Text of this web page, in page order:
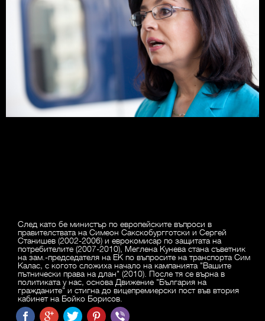
След като бе министър по европейските въпроси в
правителствата на Симеон Сакскобургготски и Сергей
Станишев (2002-2006) и еврокомисар по защитата на
потребителите (2007-2010), Меглена Кунева стана съветник
на зам.-председателя на ЕК по въпросите на транспорта Сим
Калас, с когото сложиха начало на кампанията "Вашите
пътнически права на длан" (2010). После тя се върна в
политиката у нас, основа Движение "България на
гражданите" и стигна до вицепремиерски пост във втория
кабинет на Бойко Борисов.